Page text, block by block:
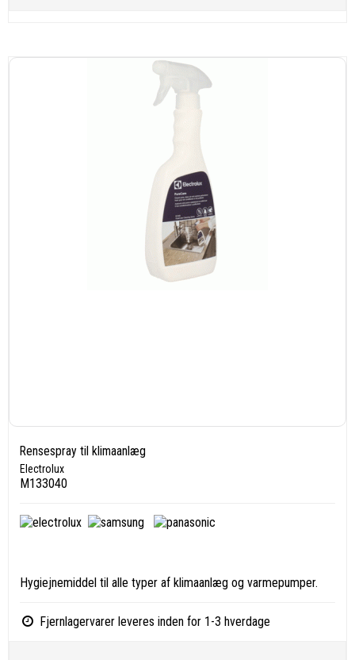
Rensespray til klimaanlæg
Electrolux
M133040
Hygiejnemiddel til alle typer af klimaanlæg og varmepumper.
Fjernlagervarer leveres inden for 1-3 hverdage